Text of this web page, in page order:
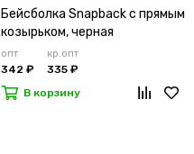
Бейсболка Snapback с прямым
козырьком, черная
опт
342 ₽
кр.опт
335 ₽
В корзину